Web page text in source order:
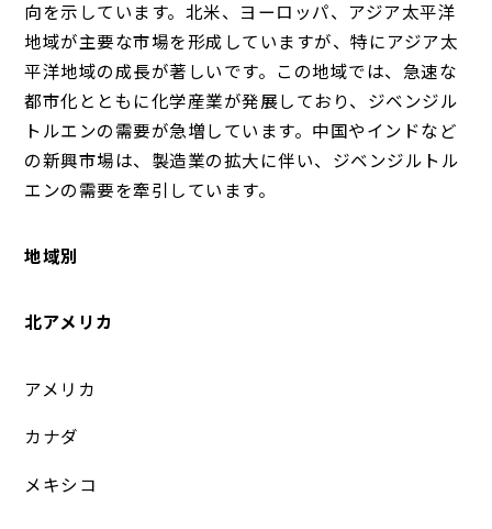
向を示しています。北米、ヨーロッパ、アジア太平洋
地域が主要な市場を形成していますが、特にアジア太
平洋地域の成長が著しいです。この地域では、急速な
都市化とともに化学産業が発展しており、ジベンジル
トルエンの需要が急増しています。中国やインドなど
の新興市場は、製造業の拡大に伴い、ジベンジルトル
エンの需要を牽引しています。
地域別
北アメリカ
アメリカ
カナダ
メキシコ